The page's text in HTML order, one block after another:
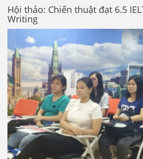
Hội thảo: Chiến thuật đạt 6.5
Writing